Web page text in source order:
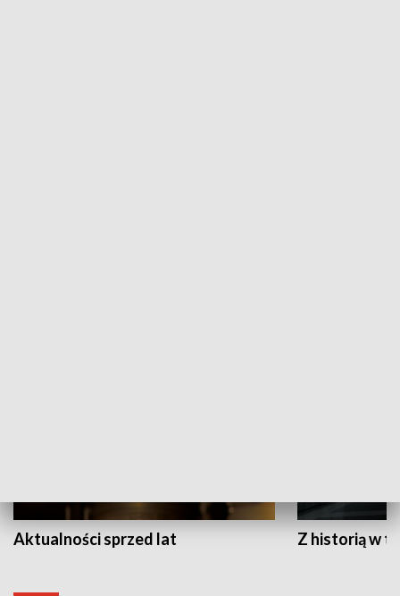
Aktualności sprzed lat Z historią w